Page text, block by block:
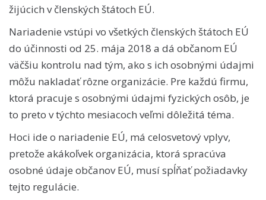
žijúcich v členských štátoch EÚ.
Nariadenie vstúpi vo všetkých členských štátoch EÚ
do účinnosti od 25. mája 2018 a dá občanom EÚ
väčšiu kontrolu nad tým, ako s ich osobnými údajmi
môžu nakladať rôzne organizácie. Pre každú firmu,
ktorá pracuje s osobnými údajmi fyzických osôb, je
to preto v týchto mesiacoch veľmi dôležitá téma.
Hoci ide o nariadenie EÚ, má celosvetový vplyv,
pretože akákoľvek organizácia, ktorá spracúva
osobné údaje občanov EÚ, musí spĺňať požiadavky
tejto regulácie.